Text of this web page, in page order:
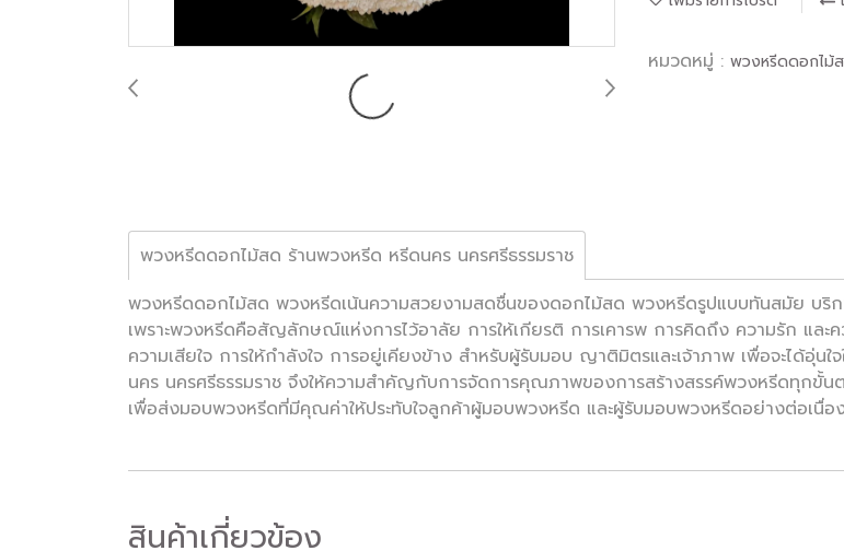
หมวดหมู่ : พวงหรีดดอกไม้
พวงหรีดดอกไม้สด ร้านพวงหรีด หรีดนคร นครศรีธรรมราช
พวงหรีดดอกไม้สด พวงหรีดเน้นความสวยงามสดชื่นของดอกไม้สด พวงหรีดรูปแบบทันสมัย บริ
เพราะพวงหรีดคือสัญลักษณ์แห่งการไว้อาลัย การให้เกียรติ การเคารพ การคิดถึง ความรัก แล
ความเสียใจ การให้กำลังใจ การอยู่เคียงข้าง สำหรับผู้รับมอบ ญาติมิตรและเจ้าภาพ เพื่อจะได้อุ่น
นคร นครศรีธรรมราช จึงให้ความสำคัญกับการจัดการคุณภาพของการสร้างสรรค์พวงหรีดทุกขั้
เพื่อส่งมอบพวงหรีดที่มีคุณค่าให้ประทับใจลูกค้าผู้มอบพวงหรีด และผู้รับมอบพวงหรีดอย่างต่อเนื่อ
สินค้าเกี่ยวข้อง